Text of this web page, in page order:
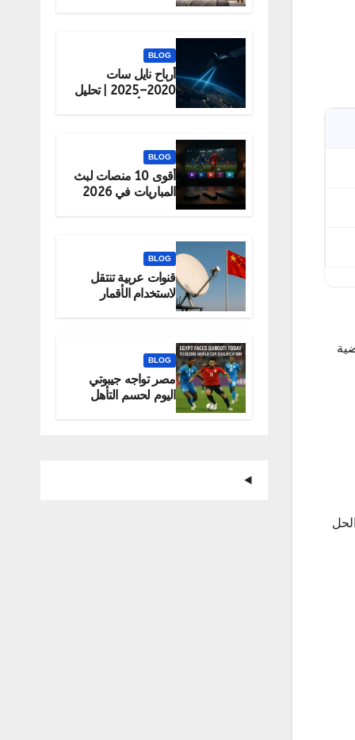
BLOG
أرباح نايل سات
2020–2025 | تحليل
BLOG
أقوى 10 منصات لبث
المباريات في 2026
BLOG
قنوات عربية تنتقل
لاستخدام الأقمار
BLOG
مصر تواجه جيبوتي
اليوم لحسم التأهل